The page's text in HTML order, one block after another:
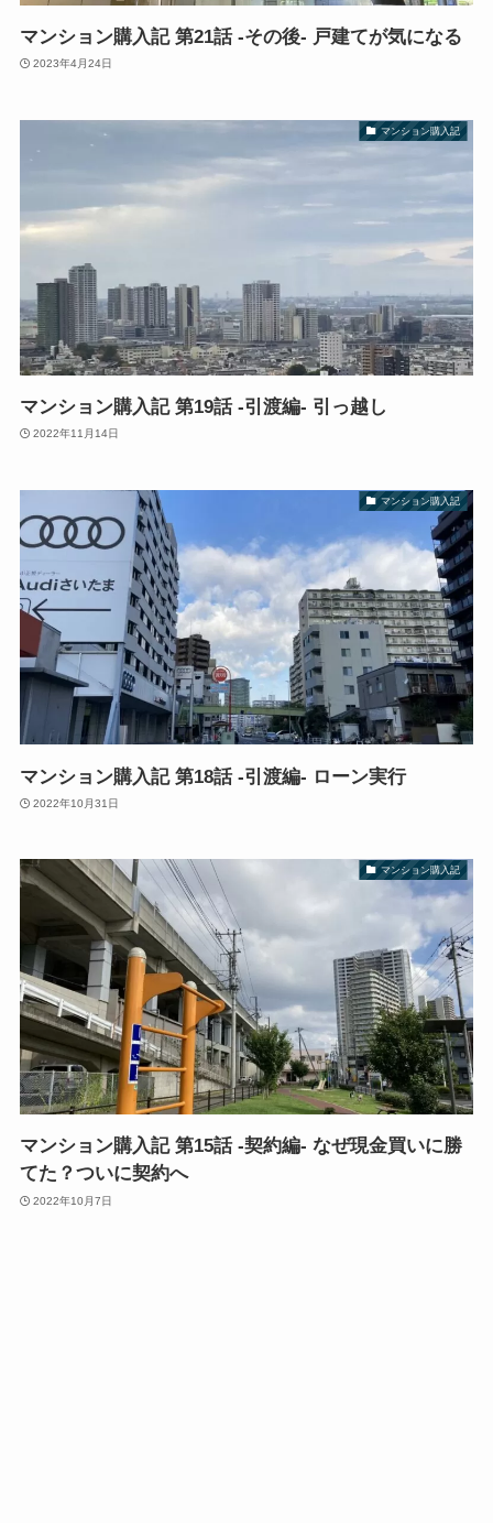
マンション購入記 第21話 -その後- 戸建てが気になる
2023年4月24日
マンション購入記
マンション購入記 第19話 -引渡編- 引っ越し
2022年11月14日
マンション購入記
マンション購入記 第18話 -引渡編- ローン実行
2022年10月31日
マンション購入記
マンション購入記 第15話 -契約編- なぜ現金買いに勝
てた？ついに契約へ
2022年10月7日